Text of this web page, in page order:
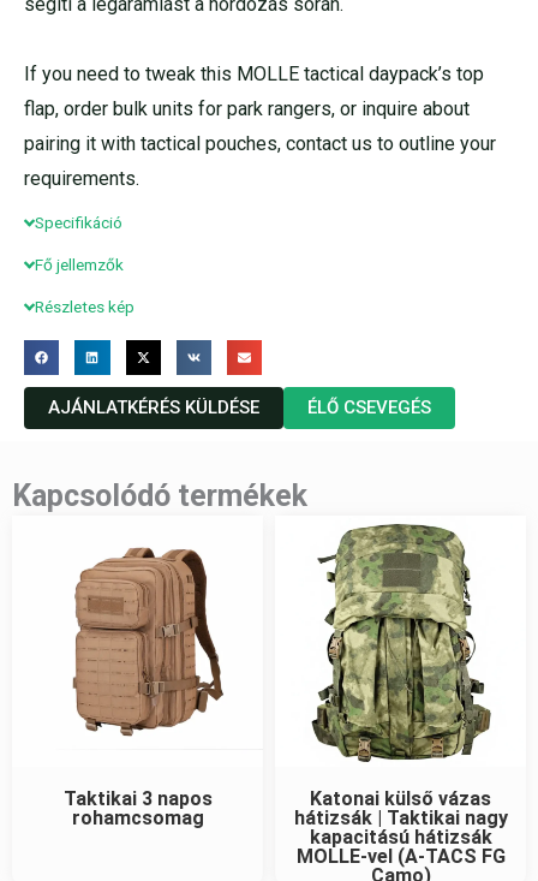
If you need to tweak this MOLLE tactical daypack’s top
flap, order bulk units for park rangers, or inquire about
pairing it with tactical pouches, contact us to outline your
requirements.
Specifikáció
Fő jellemzők
Részletes kép
AJÁNLATKÉRÉS KÜLDÉSE ÉLŐ CSEVEGÉS
Kapcsolódó termékek
Taktikai 3 napos
rohamcsomag
Katonai külső vázas
hátizsák | Taktikai nagy
kapacitású hátizsák
MOLLE-vel (A-TACS FG
Camo)